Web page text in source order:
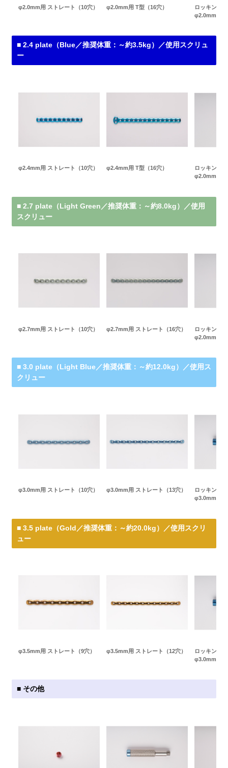
φ2.0mm用 ストレート（10穴） φ2.0mm用 T型（16穴）
ロッキング
φ2.0mm（
■ 2.4 plate（Blue／推奨体重：～約3.5kg）／使用スクリュ
ー
φ2.4mm用 ストレート（10穴） φ2.4mm用 T型（16穴）
ロッキング
φ2.0mm（
■ 2.7 plate（Light Green／推奨体重：～約8.0kg）／使用
スクリュー
φ2.7mm用 ストレート（10穴） φ2.7mm用 ストレート（16穴）
ロッキング
φ2.0mm（
■ 3.0 plate（Light Blue／推奨体重：～約12.0kg）／使用ス
クリュー
φ3.0mm用 ストレート（10穴） φ3.0mm用 ストレート（13穴）
ロッキング
φ3.0mm（
■ 3.5 plate（Gold／推奨体重：～約20.0kg）／使用スクリ
ュー
φ3.5mm用 ストレート（9穴） φ3.5mm用 ストレート（12穴）
ロッキング
φ3.0mm（
■ その他